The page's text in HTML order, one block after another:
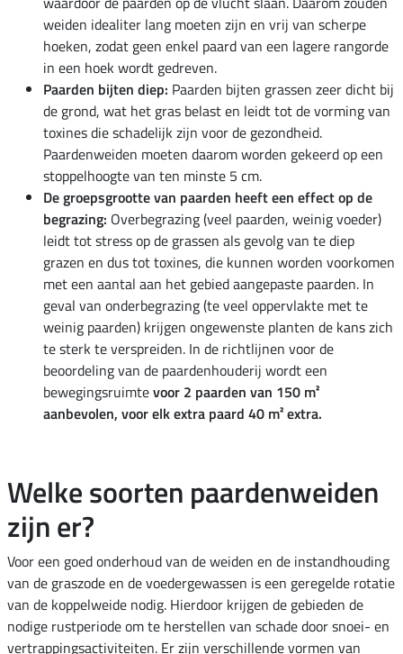
weiden idealiter lang moeten zijn en vrij van scherpe
hoeken, zodat geen enkel paard van een lagere rangorde
in een hoek wordt gedreven.
Paarden bijten diep: Paarden bijten grassen zeer dicht bij
de grond, wat het gras belast en leidt tot de vorming van
toxines die schadelijk zijn voor de gezondheid.
Paardenweiden moeten daarom worden gekeerd op een
stoppelhoogte van ten minste 5 cm.
De groepsgrootte van paarden heeft een effect op de
begrazing: Overbegrazing (veel paarden, weinig voeder)
leidt tot stress op de grassen als gevolg van te diep
grazen en dus tot toxines, die kunnen worden voorkomen
met een aantal aan het gebied aangepaste paarden. In
geval van onderbegrazing (te veel oppervlakte met te
weinig paarden) krijgen ongewenste planten de kans zich
te sterk te verspreiden. In de richtlijnen voor de
beoordeling van de paardenhouderij wordt een
bewegingsruimtevoor 2 paarden van 150 m²
aanbevolen, voor elk extra paard 40 m² extra.
Welke soorten paardenweiden
zijn er?
Voor een goed onderhoud van de weiden en de instandhouding
van de graszode en de voedergewassen is een geregelde rotatie
van de koppelweide nodig. Hierdoor krijgen de gebieden de
nodige rustperiode om te herstellen van schade door snoei- en
vertrappingsactiviteiten. Er zijn verschillende vormen van